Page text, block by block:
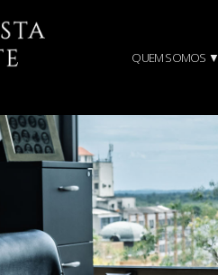
QUEM SOMOS ▼